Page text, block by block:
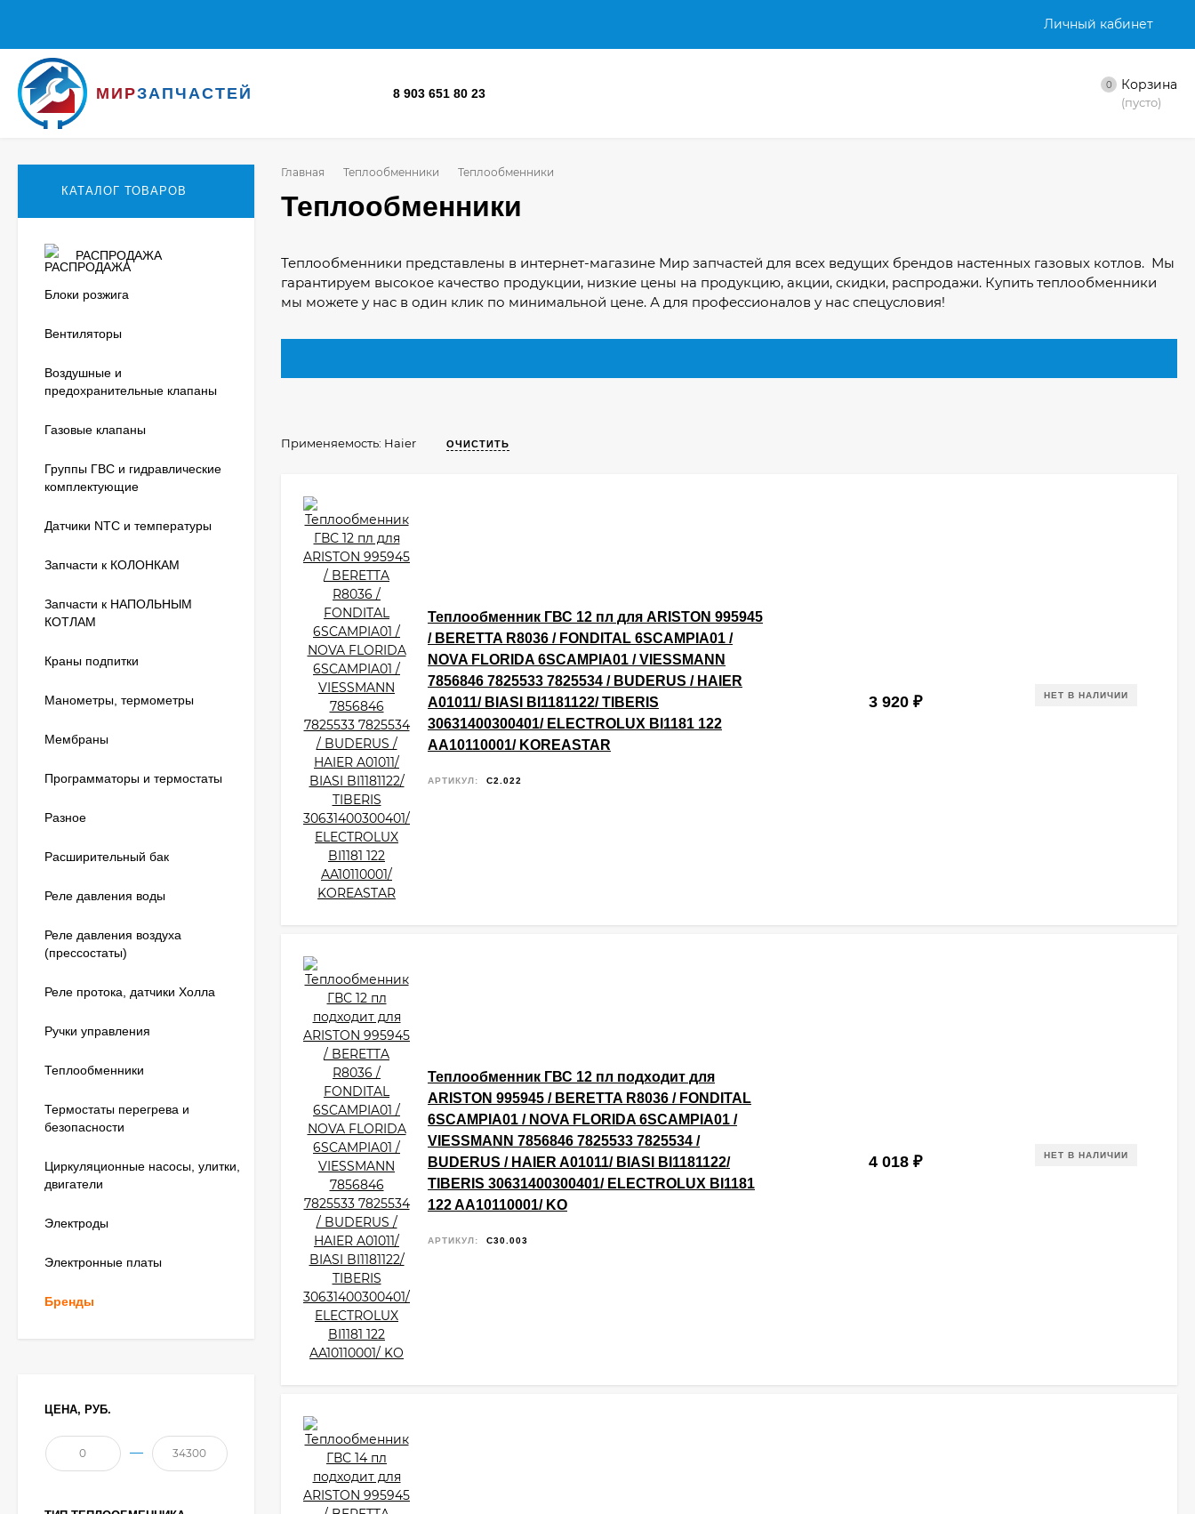
Личный кабинет
МИРЗАПЧАСТЕЙ 8 903 651 80 23
0 Корзина
(пусто)
Главная Теплообменники Теплообменники
Теплообменники
Теплообменники представлены в интернет-магазине Мир запчастей для всех ведущих брендов настенных газовых котлов. Мы
гарантируем высокое качество продукции, низкие цены на продукцию, акции, скидки, распродажи. Купить теплообменники
мы можете у нас в один клик по минимальной цене. А для профессионалов у нас спецусловия!
Применяемость: Haier ОЧИСТИТЬ
Теплообменник ГВС 12 пл для ARISTON 995945
/ BERETTA R8036 / FONDITAL 6SCAMPIA01 /
NOVA FLORIDA 6SCAMPIA01 / VIESSMANN
7856846 7825533 7825534 / BUDERUS / HAIER
A01011/ BIASI BI1181122/ TIBERIS
30631400300401/ ELECTROLUX BI1181 122
AA10110001/ KOREASTAR
АРТИКУЛ: C2.022
3 920 ₽ НЕТ В НАЛИЧИИ
Теплообменник ГВС 12 пл подходит для
ARISTON 995945 / BERETTA R8036 / FONDITAL
6SCAMPIA01 / NOVA FLORIDA 6SCAMPIA01 /
VIESSMANN 7856846 7825533 7825534 /
BUDERUS / HAIER A01011/ BIASI BI1181122/
TIBERIS 30631400300401/ ELECTROLUX BI1181
122 AA10110001/ KO
АРТИКУЛ: C30.003
4 018 ₽ НЕТ В НАЛИЧИИ
КАТАЛОГ ТОВАРОВ
РАСПРОДАЖА
Блоки розжига
Вентиляторы
Воздушные и
предохранительные клапаны
Газовые клапаны
Группы ГВС и гидравлические
комплектующие
Датчики NTC и температуры
Запчасти к КОЛОНКАМ
Запчасти к НАПОЛЬНЫМ
КОТЛАМ
Краны подпитки
Манометры, термометры
Мембраны
Программаторы и термостаты
Разное
Расширительный бак
Реле давления воды
Реле давления воздуха
(прессостаты)
Реле протока, датчики Холла
Ручки управления
Теплообменники
Термостаты перегрева и
безопасности
Циркуляционные насосы, улитки,
двигатели
Электроды
Электронные платы
Бренды
ЦЕНА, РУБ.
—